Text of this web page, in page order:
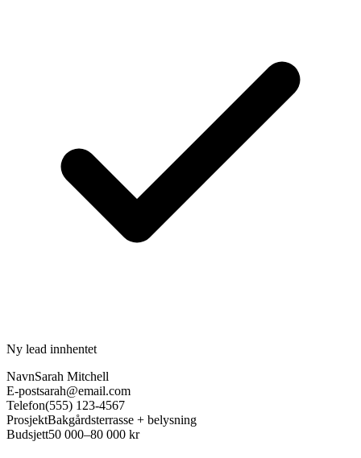
Ny lead innhentet
NavnSarah Mitchell
E-postsarah@email.com
Telefon(555) 123-4567
ProsjektBakgårdsterrasse + belysning
Budsjett50 000–80 000 kr